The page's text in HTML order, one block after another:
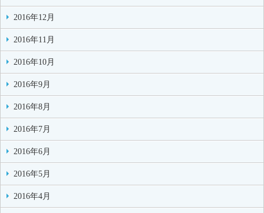
2016年12月
2016年11月
2016年10月
2016年9月
2016年8月
2016年7月
2016年6月
2016年5月
2016年4月